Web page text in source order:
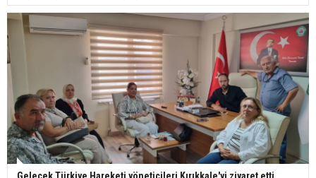
Gelecek Türkiye Hareketi yöneticileri Kırıkkale'yi ziyaret etti.